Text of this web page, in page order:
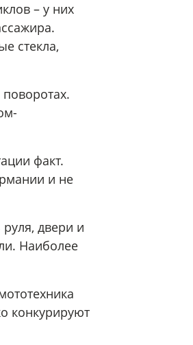
– у них
стекла,
факт.
и не
двери и
Наиболее
конкурируют